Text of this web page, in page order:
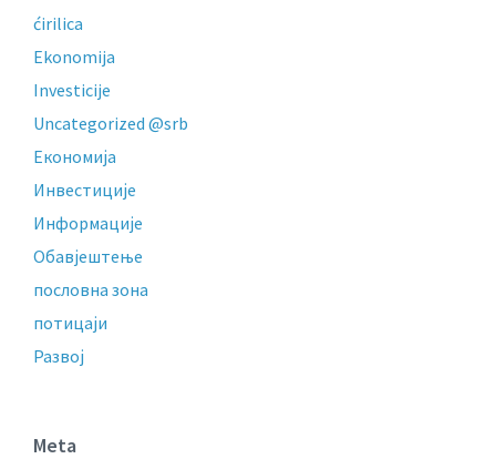
ćirilica
Ekonomija
Investicije
Uncategorized @srb
Економија
Инвестиције
Информације
Обавјештење
пословнa зонa
потицаји
Развој
Meta